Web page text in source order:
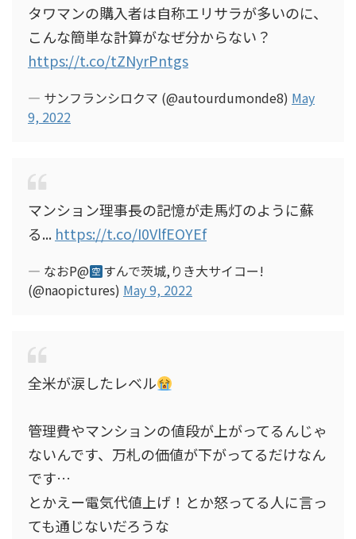
タワマンの購入者は自称エリサラが多いのに、
こんな簡単な計算がなぜ分からない？
https://t.co/tZNyrPntgs
— サンフランシロクマ (@autourdumonde8) May
9, 2022
マンション理事長の記憶が走馬灯のように蘇
る... https://t.co/I0VlfEOYEf
— なおP@
すんで茨城,りき大サイコー!
(@naopictures) May 9, 2022
全米が涙したレベル
管理費やマンションの値段が上がってるんじゃ
ないんです、万札の価値が下がってるだけなん
です…
とかえー電気代値上げ！とか怒ってる人に言っ
ても通じないだろうな